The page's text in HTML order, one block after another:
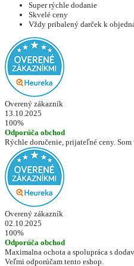
Super rýchle dodanie
Skvelé ceny
Vždy pribalený darček k
Overený zákazník
13.10.2025
100%
Odporúča obchod
Rýchle doručenie, prijateľné ceny.
Overený zákazník
02.10.2025
100%
Odporúča obchod
Maximalna ochota a spolupráca s
Veľmi odporúčam tento eshop.